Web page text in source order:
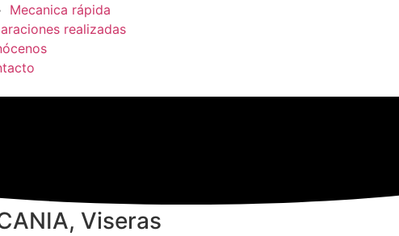
Mecanica rápida
realizadas
, Viseras